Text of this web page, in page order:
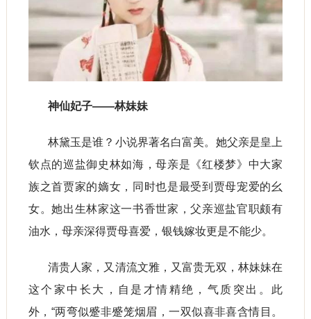
神仙妃子——林妹妹
林黛玉是谁？小说界著名白富美。她父亲是皇上
钦点的巡盐御史林如海，母亲是《红楼梦》中大家
族之首贾家的嫡女，同时也是最受到贾母宠爱的幺
女。她出生林家这一书香世家，父亲巡盐官职颇有
油水，母亲深得贾母喜爱，银钱嫁妆更是不能少。
清贵人家，又清流文雅，又富贵无双，林妹妹在
这个家中长大，自是才情精绝，气质突出。此
外，“两弯似蹙非蹙笼烟眉，一双似喜非喜含情目。